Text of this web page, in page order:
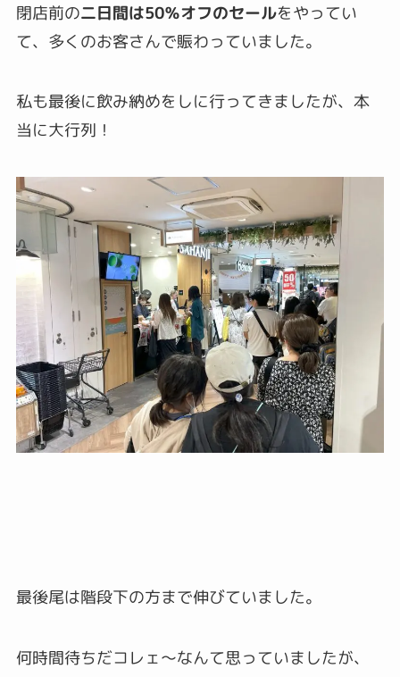
閉店前の二日間は50％オフのセールをやってい
て、多くのお客さんで賑わっていました。
私も最後に飲み納めをしに行ってきましたが、本
当に大行列！
最後尾は階段下の方まで伸びていました。
何時間待ちだコレェ〜なんて思っていましたが、